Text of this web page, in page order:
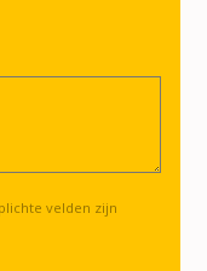
velden zijn